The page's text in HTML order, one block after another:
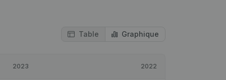
Table Graphique
2023 2022